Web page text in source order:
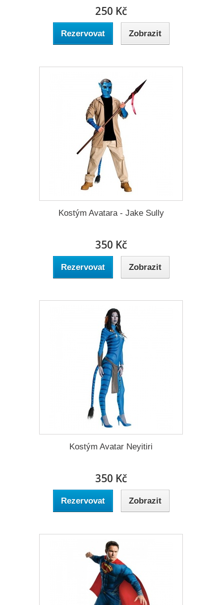
250 Kč
Rezervovat Zobrazit
Kostým Avatara - Jake Sully
350 Kč
Rezervovat Zobrazit
Kostým Avatar Neyitiri
350 Kč
Rezervovat Zobrazit